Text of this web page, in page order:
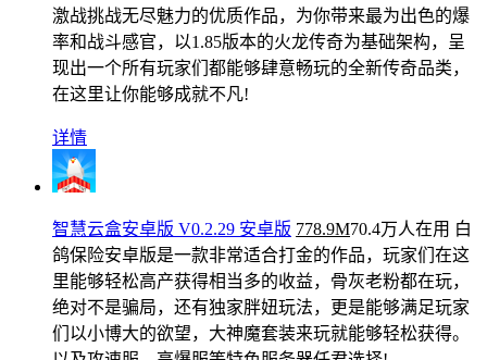
激战挑战无尽魅力的优质作品，为你带来最为出色的爆
率和战斗感官，以1.85版本的火龙传奇为基础架构，呈
现出一个所有玩家们都能够肆意畅玩的全新传奇品类，
在这里让你能够成就不凡!
详情
智慧云盒安卓版 V0.2.29 安卓版 778.9M70.4万人在用 白
鸽保险安卓版是一款非常适合打金的作品，玩家们在这
里能够轻松高产获得相当多的收益，骨灰老粉都在玩，
绝对不是骗局，还有独家胖妞玩法，更是能够满足玩家
们以小博大的欲望，大神魔套装来玩就能够轻松获得。